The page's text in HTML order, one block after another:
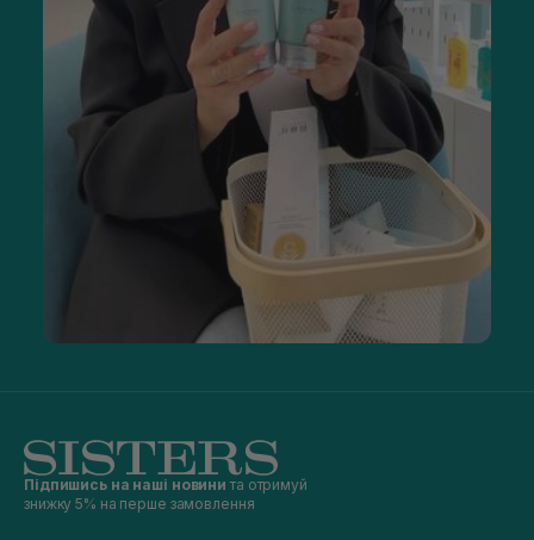
Підпишись на наші новини та отримуй
знижку 5% на перше замовлення